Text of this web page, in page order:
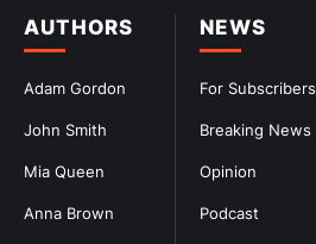
NEWS
For Subscribers
Breaking News
Opinion
Podcast
AUTHORS
Adam Gordon
John Smith
Mia Queen
Anna Brown